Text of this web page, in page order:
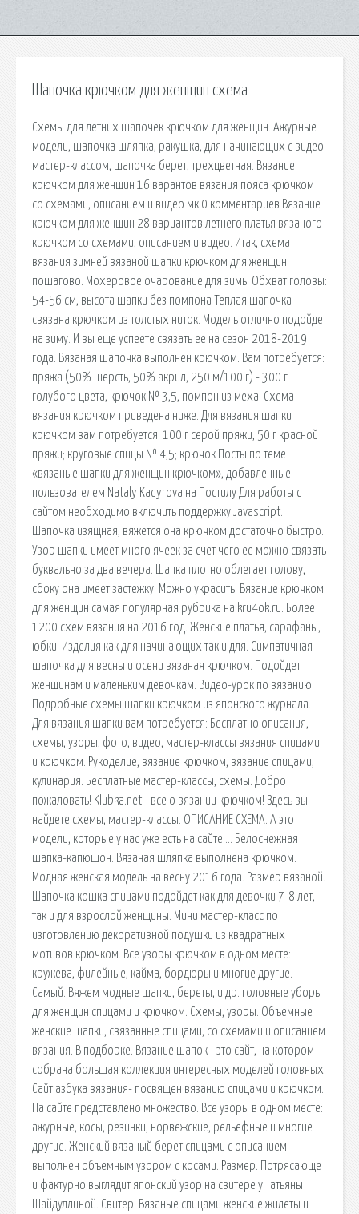
Шапочка крючком для женщин схема
Схемы для летних шапочек крючком для женщин. Ажурные
модели, шапочка шляпка, ракушка, для начинающих с видео
мастер-классом, шапочка берет, трехцветная. Вязание
крючком для женщин 16 варантов вязания пояса крючком
со схемами, описанием и видео мк 0 комментариев Вязание
крючком для женщин 28 вариантов летнего платья вязаного
крючком со схемами, описанием и видео. Итак, схема
вязания зимней вязаной шапки крючком для женщин
пошагово. Мохеровое очарование для зимы Обхват головы:
54-56 см, высота шапки без помпона Теплая шапочка
связана крючком из толстых ниток. Модель отлично подойдет
на зиму. И вы еще успеете связать ее на сезон 2018-2019
года. Вязаная шапочка выполнен крючком. Вам потребуется:
пряжа (50% шерсть, 50% акрил, 250 м/100 г) - 300 г
голубого цвета, крючок № 3,5, помпон из меха. Схема
вязания крючком приведена ниже. Для вязания шапки
крючком вам потребуется: 100 г серой пряжи, 50 г красной
пряжи; круговые спицы № 4,5; крючок Посты по теме
«вязаные шапки для женщин крючком», добавленные
пользователем Nataly Kadyrova на Постилу Для работы с
сайтом необходимо включить поддержку Javascript.
Шапочка изящная, вяжется она крючком достаточно быстро.
Узор шапки имеет много ячеек за счет чего ее можно связать
буквально за два вечера. Шапка плотно облегает голову,
сбоку она имеет застежку. Можно украсить. Вязание крючком
для женщин самая популярная рубрика на kru4ok.ru. Более
1200 схем вязания на 2016 год. Женские платья, сарафаны,
юбки. Изделия как для начинающих так и для. Симпатичная
шапочка для весны и осени вязаная крючком. Подойдет
женщинам и маленьким девочкам. Видео-урок по вязанию.
Подробные схемы шапки крючком из японского журнала.
Для вязания шапки вам потребуется: Бесплатно описания,
схемы, узоры, фото, видео, мастер-классы вязания спицами
и крючком. Рукоделие, вязание крючком, вязание спицами,
кулинария. Бесплатные мастер-классы, схемы. Добро
пожаловать! Klubka.net - все о вязании крючком! Здесь вы
найдете схемы, мастер-классы. ОПИСАНИЕ СХЕМА. А это
модели, которые у нас уже есть на сайте … Белоснежная
шапка-капюшон. Вязаная шляпка выполнена крючком.
Модная женская модель на весну 2016 года. Размер вязаной.
Шапочка кошка спицами подойдет как для девочки 7-8 лет,
так и для взрослой женщины. Мини мастер-класс по
изготовлению декоративной подушки из квадратных
мотивов крючком. Все узоры крючком в одном месте:
кружева, филейные, кайма, бордюры и многие другие.
Самый. Вяжем модные шапки, береты, и др. головные уборы
для женщин спицами и крючком. Схемы, узоры. Объемные
женские шапки, связанные спицами, со схемами и описанием
вязания. В подборке. Вязание шапок - это сайт, на котором
собрана большая коллекция интересных моделей головных.
Сайт азбука вязания- посвящен вязанию спицами и крючком.
На сайте представлено множество. Все узоры в одном месте:
ажурные, косы, резинки, норвежские, рельефные и многие
другие. Женский вязаный берет спицами с описанием
выполнен объемным узором с косами. Размер. Потрясающе
и фактурно выглядит японский узор на свитере у Татьяны
Шайдуллиной. Свитер. Вязаные спицами женские жилеты и